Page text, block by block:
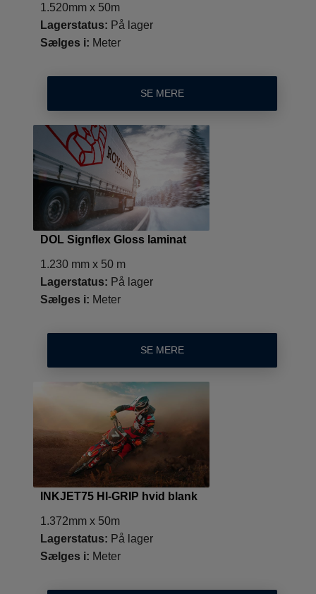
1.520mm x 50m
Lagerstatus: På lager
Sælges i: Meter
SE MERE
DOL Signflex Gloss laminat
1.230 mm x 50 m
Lagerstatus: På lager
Sælges i: Meter
SE MERE
INKJET75 HI-GRIP hvid blank
1.372mm x 50m
Lagerstatus: På lager
Sælges i: Meter